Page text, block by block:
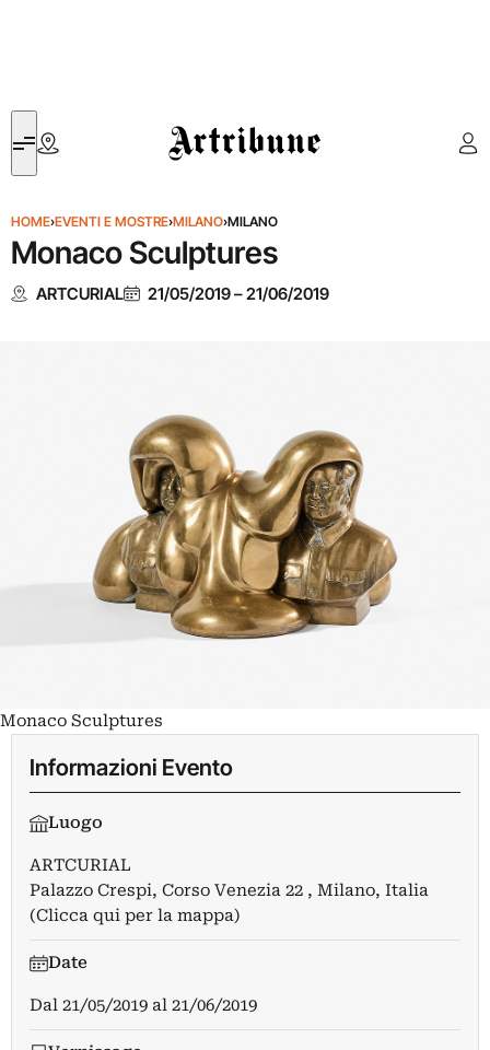
Artribune
HOME›EVENTI E MOSTRE›MILANO›MILANO
Monaco Sculptures
ARTCURIAL 21/05/2019–21/06/2019
Monaco Sculptures
Informazioni Evento
Luogo
ARTCURIAL
Palazzo Crespi, Corso Venezia 22 , Milano, Italia
(Clicca qui per la mappa)
Date
Dal 21/05/2019 al 21/06/2019